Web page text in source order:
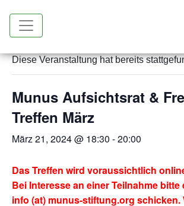
« Alle Veranstaltungen
Diese Veranstaltung hat bereits
Munus Aufsichtsrat &
Treffen März
März 21, 2024 @ 18:30 -20:00
Das Treffen wird voraussichtlich
Bei Interesse an einer Teilnahme bitte
info (at) munus-stiftung.org schicken.